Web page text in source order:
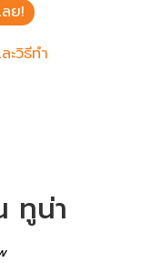
ลย!
ะวิธีทำ
ทูน่า